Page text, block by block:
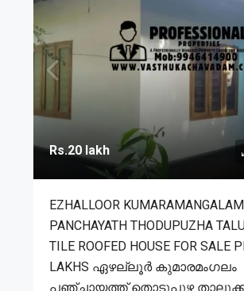
Rs.20 lakh
EZHALLOOR KUMARAMANGALAM
PANCHAYATH THODUPUZHA
TILE ROOFED HOUSE FOR SALE
LAKHS ഏഴല്ലൂർ കുമാരമംഗലം
പഞ്ചായത്ത് തൊടുപുഴ താലൂക്ക്